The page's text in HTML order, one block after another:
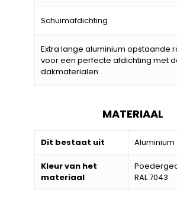
Schuimafdichting
Extra lange aluminium opstaande
voor een perfecte afdichting met
dakmaterialen
MATERIAAL
Dit bestaat uit Aluminium
Kleur van het
materiaal
RAL 7043